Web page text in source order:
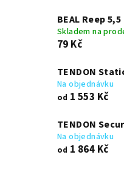
BEAL Reep
Skladem na
79 Kč
TENDON
Na objednávku
od 1 553 Kč
TENDON
Na objednávku
od 1 864 Kč